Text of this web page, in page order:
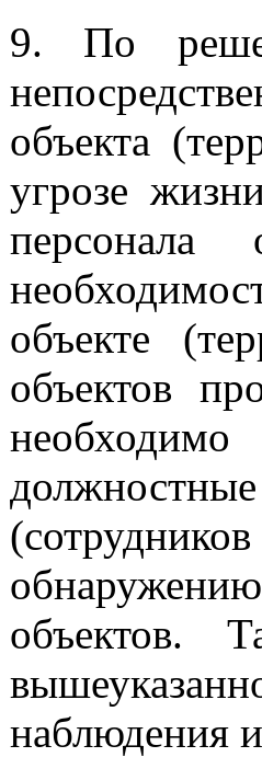
9. По
объекта
угрозе
персонала
объекте
объектов
объектов.
наблюдения